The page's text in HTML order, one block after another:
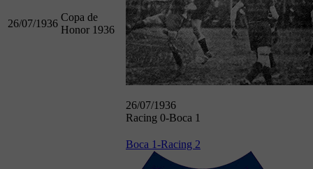
26/07/1936
Copa de
Honor 1936
26/07/1936
Racing 0-Boca 1
Boca 1-Racing 2